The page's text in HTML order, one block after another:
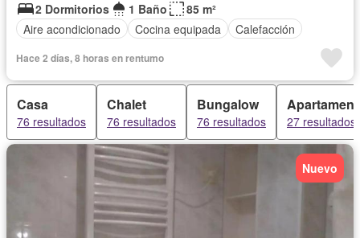
2 Dormitorios
1 Baño
85 m²
Aire acondicionado
Cocina equipada Calefacción
Hace 2 días, 8 horas en rentumo
Casa
76 resultados
Chalet
76 resultados
Bungalow
76 resultados 27 resultados
Nuevo